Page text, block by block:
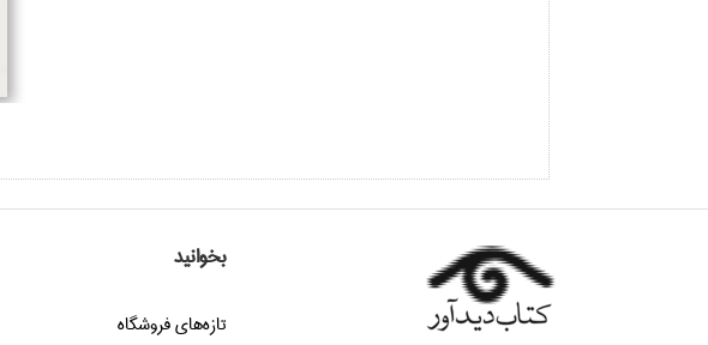
بخوانید
تازه‌هاي فروشگاه